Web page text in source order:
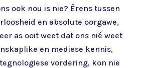
ook nou is nie? Êrens tussen
en absolute oorgawe,
as ooit weet dat ons nié weet
en mediese kennis,
vordering, kon nie